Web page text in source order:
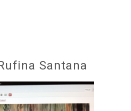
Santana